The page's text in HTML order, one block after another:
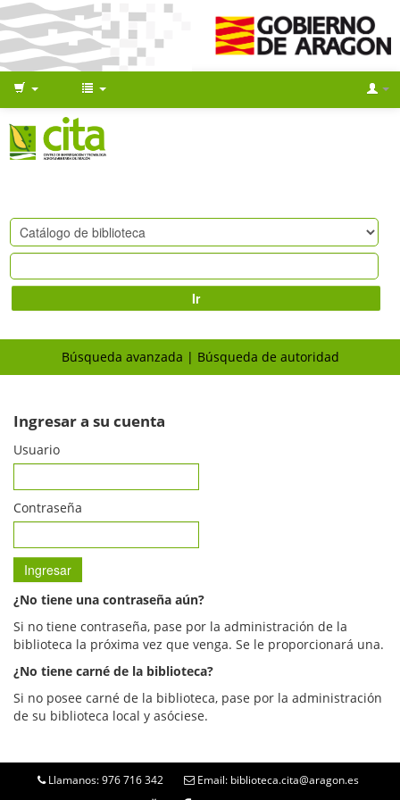
Ir
Búsqueda avanzada Búsqueda de autoridad
Ingresar a su cuenta
Usuario
Contraseña
¿No tiene una contraseña aún?
Si no tiene contraseña, pase por la administración de la
biblioteca la próxima vez que venga. Se le proporcionará una.
¿No tiene carné de la biblioteca?
Si no posee carné de la biblioteca, pase por la administración
de su biblioteca local y asóciese.
Llamanos: 976 716 342 Email: biblioteca.cita@aragon.es